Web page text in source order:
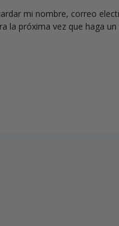
mi nombre, correo
la próxima vez que haga